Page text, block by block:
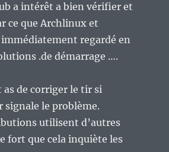
a intérêt a bien vérifier et
ce que Archlinux et
regardé en
.de démarrage ….
as de corriger le tir si
signale le problème.
utilisent d’autres
fort que cela inquiète les